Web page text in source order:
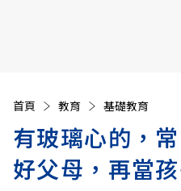
首頁 教育 基礎教育
有玻璃心的，
好父母，再當